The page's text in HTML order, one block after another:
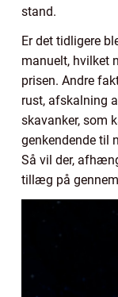
stand.
Er det tidligere
manuelt, hvilket
prisen. Andre
rust, afskalning
skavanker, som
genkendende til
Så vil der,
tillæg på